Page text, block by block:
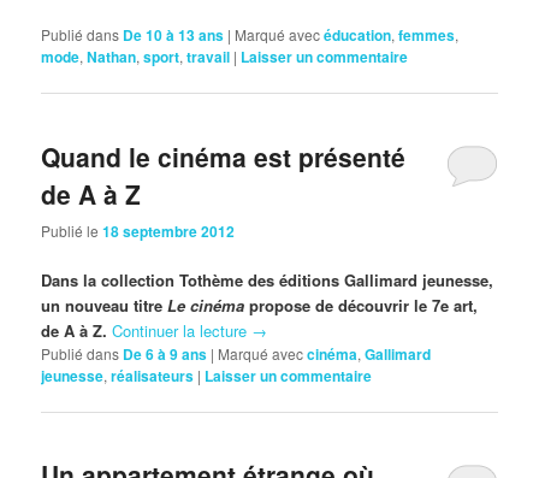
Publié dans De 10 à 13 ans | Marqué avecéducation,femmes,
mode,Nathan,sport,travail | Laisser un commentaire
Quand le cinéma est présenté
de A à Z
Publié le18 septembre 2012
Dans la collection Tothème des éditions Gallimard jeunesse,
un nouveau titreLe cinéma propose de découvrir le 7e art,
de A à Z. Continuer la lecture →
Publié dans De 6 à 9 ans | Marqué aveccinéma,Gallimard
jeunesse,réalisateurs | Laisser un commentaire